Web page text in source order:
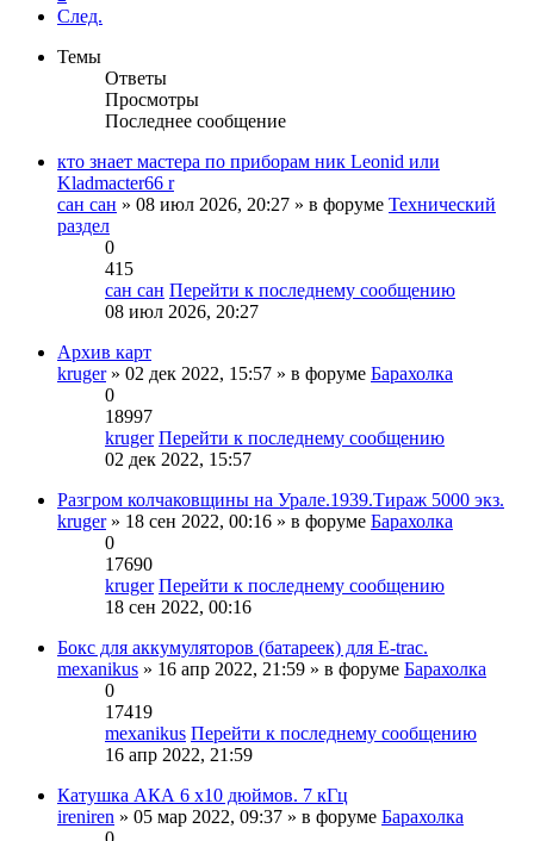
След.
Темы
Ответы
Просмотры
Последнее сообщение
кто знает мастера по приборам ник Leonid или
Kladmacter66 r
сан сан » 08 июл 2026, 20:27 » в форуме Технический
раздел
0
415
сан сан Перейти к последнему сообщению
08 июл 2026, 20:27
Архив карт
kruger» 02 дек 2022, 15:57 » в форуме Барахолка
0
18997
kruger Перейти к последнему сообщению
02 дек 2022, 15:57
Разгром колчаковщины на Урале.1939.Тираж 5000 экз.
kruger» 18 сен 2022, 00:16 » в форуме Барахолка
0
17690
kruger Перейти к последнему сообщению
18 сен 2022, 00:16
Бокс для аккумуляторов (батареек) для E-trac.
mexanikus » 16 апр 2022, 21:59 » в форуме Барахолка
0
17419
mexanikus Перейти к последнему сообщению
16 апр 2022, 21:59
Катушка АКА 6 x10 дюймов. 7 кГц
ireniren » 05 мар 2022, 09:37 » в форуме Барахолка